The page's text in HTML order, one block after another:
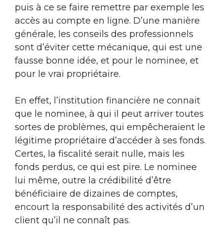
puis à ce se faire remettre par exemple les
accès au compte en ligne. D’une manière
générale, les conseils des professionnels
sont d’éviter cette mécanique, qui est une
fausse bonne idée, et pour le nominee, et
pour le vrai propriétaire.
En effet, l’institution financière ne connait
que le nominee, à qui il peut arriver toutes
sortes de problèmes, qui empêcheraient le
légitime propriétaire d’accéder à ses fonds.
Certes, la fiscalité serait nulle, mais les
fonds perdus, ce qui est pire. Le nominee
lui même, outre la crédibilité d’être
bénéficiaire de dizaines de comptes,
encourt la responsabilité des activités d’un
client qu’il ne connaît pas.